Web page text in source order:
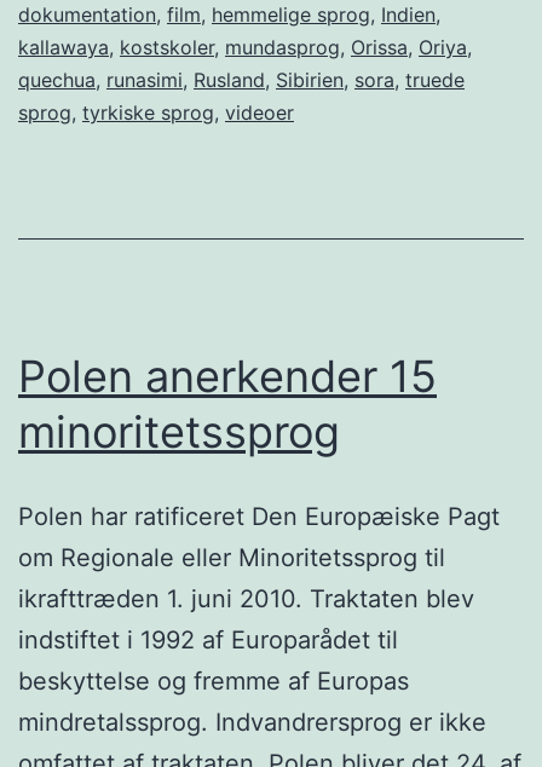
ses
på
Babelgum
dokumentation, film, hemmelige sprog, Indien,
kallawaya, kostskoler, mundasprog, Orissa, Oriya,
quechua, runasimi, Rusland, Sibirien, sora, truede
sprog, tyrkiske sprog, videoer
Polen anerkender 15
minoritetssprog
Polen har ratificeret Den Europæiske Pagt
om Regionale eller Minoritetssprog til
ikrafttræden 1. juni 2010. Traktaten blev
indstiftet i 1992 af Europarådet til
beskyttelse og fremme af Europas
mindretalssprog. Indvandrersprog er ikke